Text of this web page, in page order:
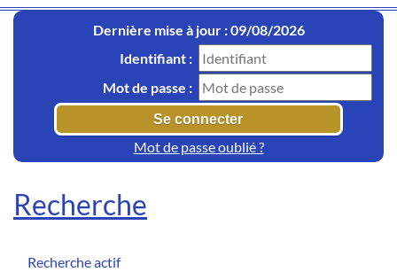
Dernière mise à jour : 09/08/2026
Identifiant :
Mot de passe :
Mot de passe oublié ?
Recherche
Recherche actif